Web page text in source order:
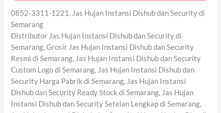
0852-3311-1221, Jas Hujan Instansi Dishub dan Security di
Semarang
Distributor Jas Hujan Instansi Dishub dan Security di
Semarang, Grosir Jas Hujan Instansi Dishub dan Security
Resmi di Semarang, Jas Hujan Instansi Dishub dan Security
Custom Logo di Semarang, Jas Hujan Instansi Dishub dan
Security Harga Pabrik di Semarang, Jas Hujan Instansi
Dishub dan Security Ready Stock di Semarang, Jas Hujan
Instansi Dishub dan Security Setelan Lengkap di Semarang,